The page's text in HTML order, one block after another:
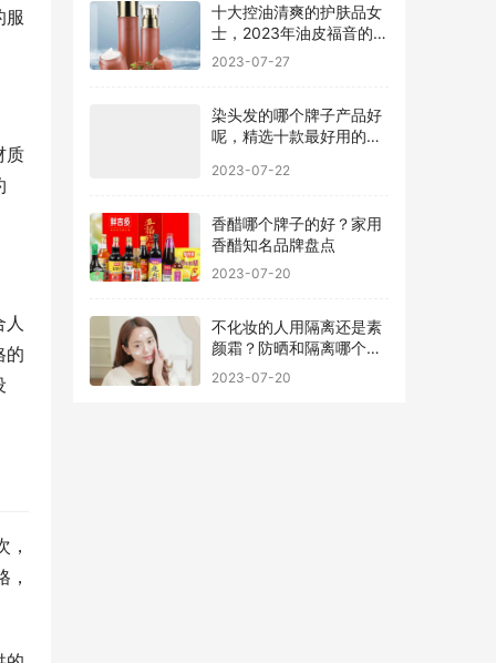
服
质
人
的
十大控油清爽的护肤品女
士，2023年油皮福音的护
肤品有哪些
2023-07-27
染头发的哪个牌子产品好
呢，精选十款最好用的染
2023-07-22
香醋哪个牌子的好？家用
香醋知名品牌盘点
2023-07-20
不化妆的人用隔离还是素
颜霜？防晒和隔离哪个先
2023-07-20